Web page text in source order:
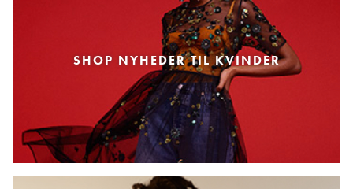
SHOP NYHEDER TIL KVINDER